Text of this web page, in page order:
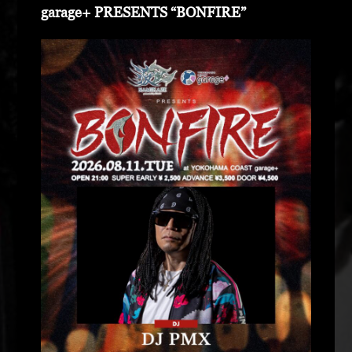
garage+ PRESENTS “BONFIRE”